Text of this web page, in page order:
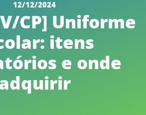
12/12/2024
CP] Uniforme
itens
e onde